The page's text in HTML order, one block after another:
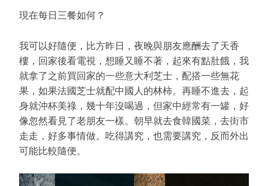
現在每日三餐如何？
我可以好隨便，比方昨日，夜晚與朋友應酬去了天香
樓，回家後看電視，想睡又睡不著，起來有點肚餓，我
就拿了之前買回家的一些意大利芝士，配搭一些無花
果，如果法國芝士就配中國人的林柿。再睡不進去，起
身就沖杯美祿，幾十年沒喝過，但家中經常有一罐，好
像忽然看見了老朋友一樣。朝早就去食韓國菜，去街市
走走，好多事情做。吃得講究，也需要講究，反而外出
可能比較隨便。